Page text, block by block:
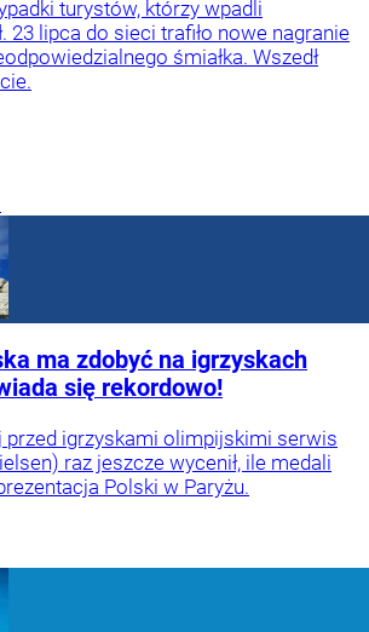
turystów, którzy wpadli
23 lipca do sieci trafiło nowe nagranie
śmiałka. Wszedł
ma zdobyć na igrzyskach
się rekordowo!
przed igrzyskami olimpijskimi serwis
raz jeszcze wycenił, ile medali
Polski w Paryżu.